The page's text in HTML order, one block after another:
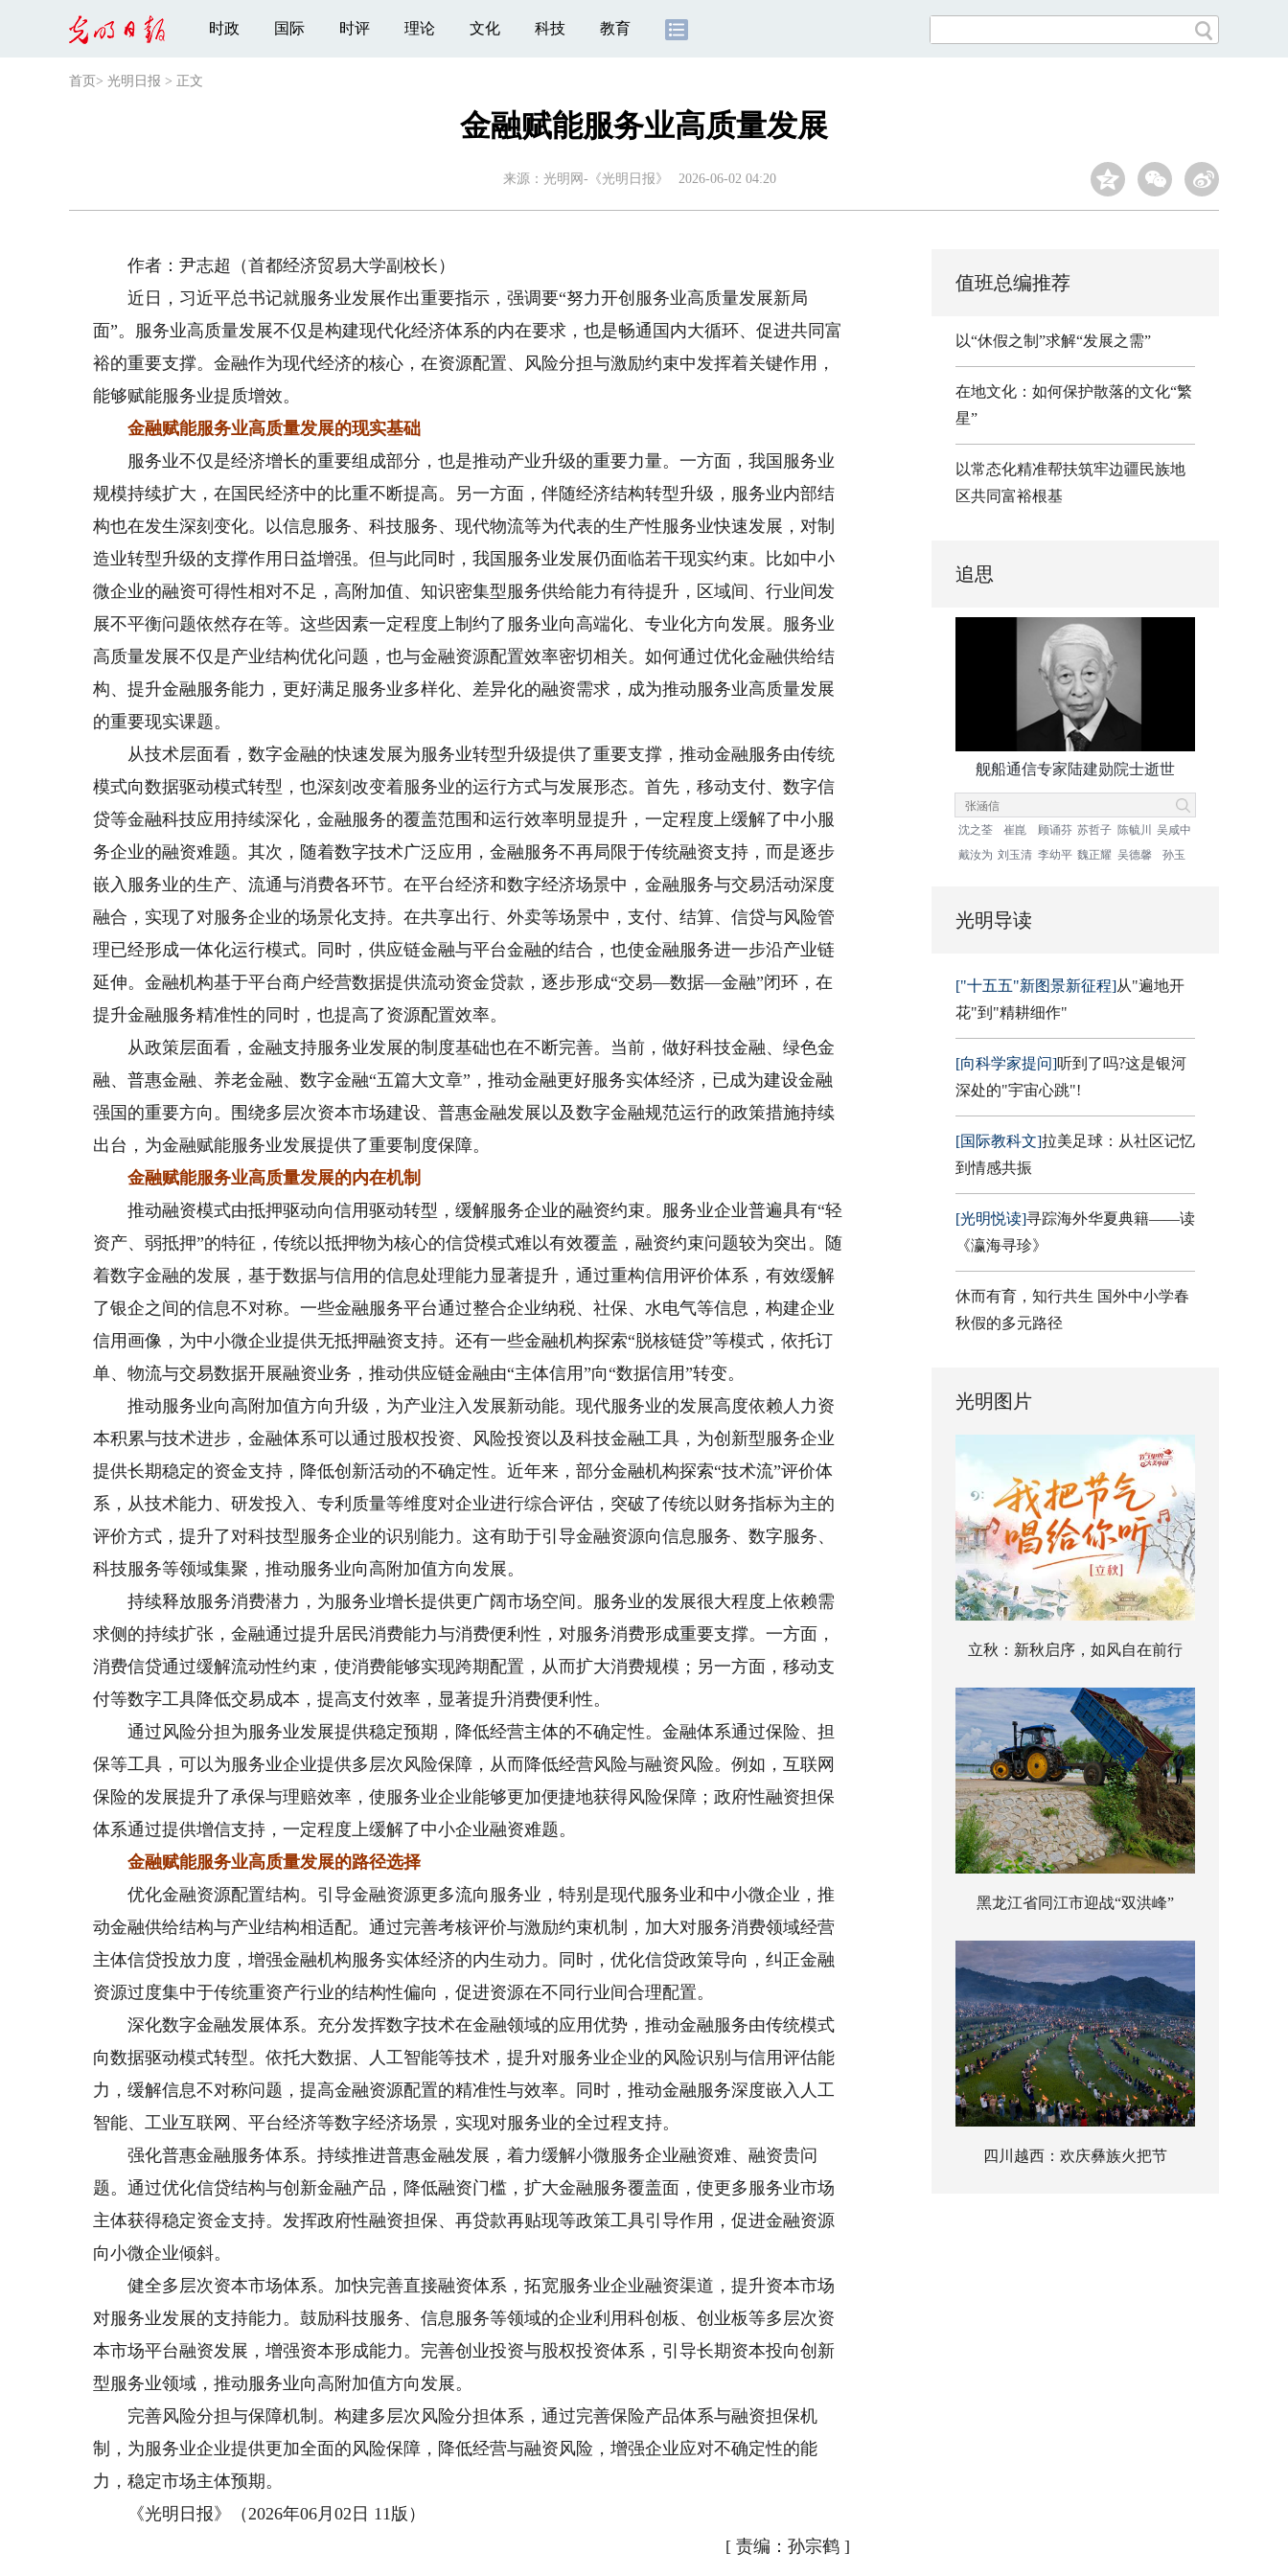
时政 国际 时评 理论 文化 科技 教育
首页 > 光明日报 > 正文
金融赋能服务业高质量发展
来源： 光明网-《光明日报》 2026-06-02 04:20
作者：尹志超（首都经济贸易大学副校长）
近日，习近平总书记就服务业发展作出重要指示，强调要“努力开创服务业高质量发展新局
面”。服务业高质量发展不仅是构建现代化经济体系的内在要求，也是畅通国内大循环、促进共同富
裕的重要支撑。金融作为现代经济的核心，在资源配置、风险分担与激励约束中发挥着关键作用，
能够赋能服务业提质增效。
金融赋能服务业高质量发展的现实基础
服务业不仅是经济增长的重要组成部分，也是推动产业升级的重要力量。一方面，我国服务业
规模持续扩大，在国民经济中的比重不断提高。另一方面，伴随经济结构转型升级，服务业内部结
构也在发生深刻变化。以信息服务、科技服务、现代物流等为代表的生产性服务业快速发展，对制
造业转型升级的支撑作用日益增强。但与此同时，我国服务业发展仍面临若干现实约束。比如中小
微企业的融资可得性相对不足，高附加值、知识密集型服务供给能力有待提升，区域间、行业间发
展不平衡问题依然存在等。这些因素一定程度上制约了服务业向高端化、专业化方向发展。服务业
高质量发展不仅是产业结构优化问题，也与金融资源配置效率密切相关。如何通过优化金融供给结
构、提升金融服务能力，更好满足服务业多样化、差异化的融资需求，成为推动服务业高质量发展
的重要现实课题。
从技术层面看，数字金融的快速发展为服务业转型升级提供了重要支撑，推动金融服务由传统
模式向数据驱动模式转型，也深刻改变着服务业的运行方式与发展形态。首先，移动支付、数字信
贷等金融科技应用持续深化，金融服务的覆盖范围和运行效率明显提升，一定程度上缓解了中小服
务企业的融资难题。其次，随着数字技术广泛应用，金融服务不再局限于传统融资支持，而是逐步
嵌入服务业的生产、流通与消费各环节。在平台经济和数字经济场景中，金融服务与交易活动深度
融合，实现了对服务企业的场景化支持。在共享出行、外卖等场景中，支付、结算、信贷与风险管
理已经形成一体化运行模式。同时，供应链金融与平台金融的结合，也使金融服务进一步沿产业链
延伸。金融机构基于平台商户经营数据提供流动资金贷款，逐步形成“交易—数据—金融”闭环，在
提升金融服务精准性的同时，也提高了资源配置效率。
从政策层面看，金融支持服务业发展的制度基础也在不断完善。当前，做好科技金融、绿色金
融、普惠金融、养老金融、数字金融“五篇大文章”，推动金融更好服务实体经济，已成为建设金融
强国的重要方向。围绕多层次资本市场建设、普惠金融发展以及数字金融规范运行的政策措施持续
出台，为金融赋能服务业发展提供了重要制度保障。
金融赋能服务业高质量发展的内在机制
推动融资模式由抵押驱动向信用驱动转型，缓解服务企业的融资约束。服务业企业普遍具有“轻
资产、弱抵押”的特征，传统以抵押物为核心的信贷模式难以有效覆盖，融资约束问题较为突出。随
着数字金融的发展，基于数据与信用的信息处理能力显著提升，通过重构信用评价体系，有效缓解
了银企之间的信息不对称。一些金融服务平台通过整合企业纳税、社保、水电气等信息，构建企业
信用画像，为中小微企业提供无抵押融资支持。还有一些金融机构探索“脱核链贷”等模式，依托订
单、物流与交易数据开展融资业务，推动供应链金融由“主体信用”向“数据信用”转变。
推动服务业向高附加值方向升级，为产业注入发展新动能。现代服务业的发展高度依赖人力资
本积累与技术进步，金融体系可以通过股权投资、风险投资以及科技金融工具，为创新型服务企业
提供长期稳定的资金支持，降低创新活动的不确定性。近年来，部分金融机构探索“技术流”评价体
系，从技术能力、研发投入、专利质量等维度对企业进行综合评估，突破了传统以财务指标为主的
评价方式，提升了对科技型服务企业的识别能力。这有助于引导金融资源向信息服务、数字服务、
科技服务等领域集聚，推动服务业向高附加值方向发展。
持续释放服务消费潜力，为服务业增长提供更广阔市场空间。服务业的发展很大程度上依赖需
求侧的持续扩张，金融通过提升居民消费能力与消费便利性，对服务消费形成重要支撑。一方面，
消费信贷通过缓解流动性约束，使消费能够实现跨期配置，从而扩大消费规模；另一方面，移动支
付等数字工具降低交易成本，提高支付效率，显著提升消费便利性。
通过风险分担为服务业发展提供稳定预期，降低经营主体的不确定性。金融体系通过保险、担
保等工具，可以为服务业企业提供多层次风险保障，从而降低经营风险与融资风险。例如，互联网
保险的发展提升了承保与理赔效率，使服务业企业能够更加便捷地获得风险保障；政府性融资担保
体系通过提供增信支持，一定程度上缓解了中小企业融资难题。
金融赋能服务业高质量发展的路径选择
优化金融资源配置结构。引导金融资源更多流向服务业，特别是现代服务业和中小微企业，推
动金融供给结构与产业结构相适配。通过完善考核评价与激励约束机制，加大对服务消费领域经营
主体信贷投放力度，增强金融机构服务实体经济的内生动力。同时，优化信贷政策导向，纠正金融
资源过度集中于传统重资产行业的结构性偏向，促进资源在不同行业间合理配置。
深化数字金融发展体系。充分发挥数字技术在金融领域的应用优势，推动金融服务由传统模式
向数据驱动模式转型。依托大数据、人工智能等技术，提升对服务业企业的风险识别与信用评估能
力，缓解信息不对称问题，提高金融资源配置的精准性与效率。同时，推动金融服务深度嵌入人工
智能、工业互联网、平台经济等数字经济场景，实现对服务业的全过程支持。
强化普惠金融服务体系。持续推进普惠金融发展，着力缓解小微服务企业融资难、融资贵问
题。通过优化信贷结构与创新金融产品，降低融资门槛，扩大金融服务覆盖面，使更多服务业市场
主体获得稳定资金支持。发挥政府性融资担保、再贷款再贴现等政策工具引导作用，促进金融资源
向小微企业倾斜。
健全多层次资本市场体系。加快完善直接融资体系，拓宽服务业企业融资渠道，提升资本市场
对服务业发展的支持能力。鼓励科技服务、信息服务等领域的企业利用科创板、创业板等多层次资
本市场平台融资发展，增强资本形成能力。完善创业投资与股权投资体系，引导长期资本投向创新
型服务业领域，推动服务业向高附加值方向发展。
完善风险分担与保障机制。构建多层次风险分担体系，通过完善保险产品体系与融资担保机
制，为服务业企业提供更加全面的风险保障，降低经营与融资风险，增强企业应对不确定性的能
力，稳定市场主体预期。
《光明日报》（2026年06月02日 11版）
[ 责编：孙宗鹤]
值班总编推荐
以“休假之制”求解“发展之需”
在地文化：如何保护散落的文化“繁
星”
以常态化精准帮扶筑牢边疆民族地
区共同富裕根基
追思
舰船通信专家陆建勋院士逝世
沈之荃 崔崑 顾诵芬 苏哲子 陈毓川
吴咸中
戴汝为 刘玉清 李幼平 魏正耀 吴德馨 孙玉
光明导读
["十五五"新图景新征程]从"遍地开
花"到"精耕细作"
[向科学家提问]听到了吗?这是银河
深处的"宇宙心跳"!
[国际教科文]拉美足球：从社区记忆
到情感共振
[光明悦读]寻踪海外华夏典籍——读
《瀛海寻珍》
休而有育，知行共生 国外中小学春
秋假的多元路径
光明图片
立秋：新秋启序，如风自在前行
黑龙江省同江市迎战“双洪峰”
四川越西：欢庆彝族火把节